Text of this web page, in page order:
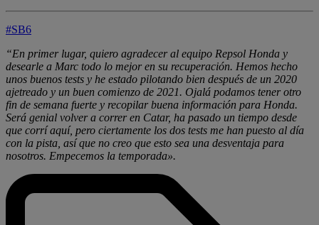
#SB6
“En primer lugar, quiero agradecer al equipo Repsol Honda y
desearle a Marc todo lo mejor en su recuperación. Hemos hecho
unos buenos tests y he estado pilotando bien después de un 2020
ajetreado y un buen comienzo de 2021. Ojalá podamos tener otro
fin de semana fuerte y recopilar buena información para Honda.
Será genial volver a correr en Catar, ha pasado un tiempo desde
que corrí aquí, pero ciertamente los dos tests me han puesto al día
con la pista, así que no creo que esto sea una desventaja para
nosotros. Empecemos la temporada».